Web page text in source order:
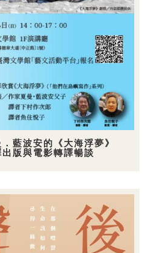
藍波安的《大海浮夢》
版與電影轉譯暢談